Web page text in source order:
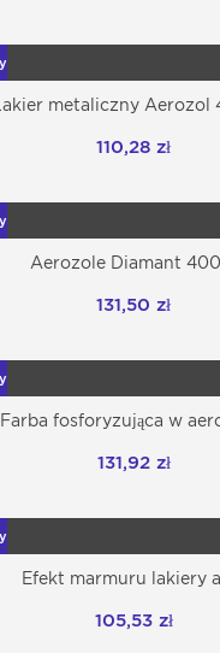
Lakier metaliczny Aerozol
110,28 zł
Aerozole Diamant
131,50 zł
Farba fosforyzująca w
131,92 zł
Efekt marmuru lakiery
105,53 zł